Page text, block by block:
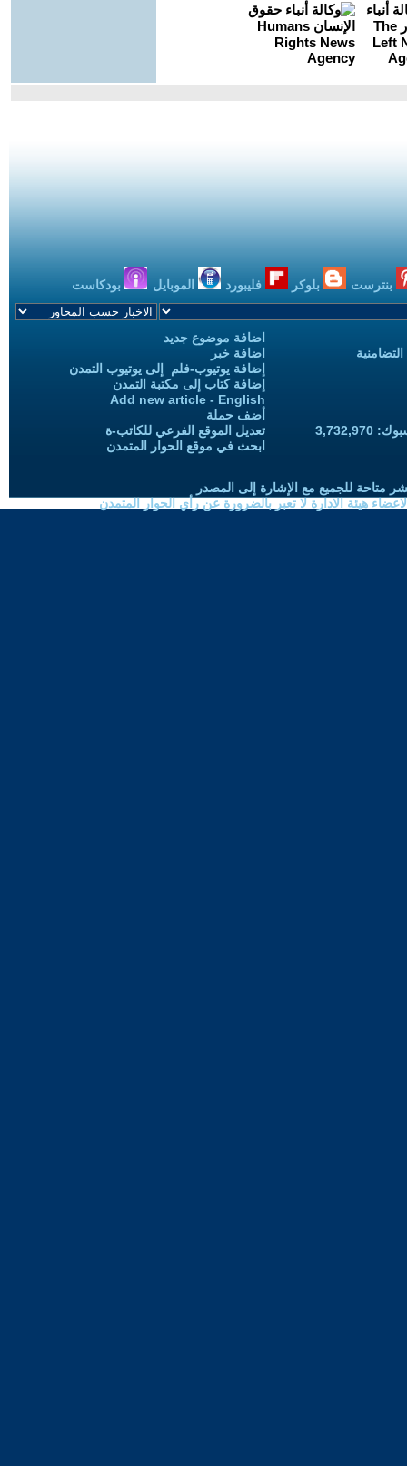
بنترست بلوكر فليبورد الموبايل بودكاست
اضافة موضوع جديد
اضافة خبر
إضافة يوتيوب-فلم إلى يوتيوب التمدن
إضافة كتاب إلى مكتبة التمدن
Add new article - English
أضف حملة
تعديل الموقع الفرعي للكاتب-ة
ابحث في موقع الحوار المتمدن
متاحة للجميع مع الإشارة إلى المصدر
هيئة الادارة لا تعبر بالضرورة عن رأي الحوار المتمدن